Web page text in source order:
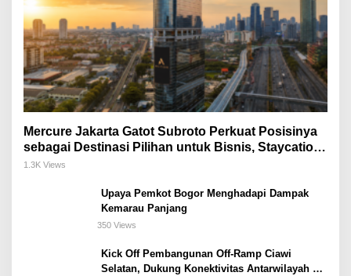
Mercure Jakarta Gatot Subroto Perkuat Posisinya
sebagai Destinasi Pilihan untuk Bisnis, Staycation,
Meeting, dan Kuliner di Jakarta Selatan
1.3K Views
Upaya Pemkot Bogor Menghadapi Dampak
Kemarau Panjang
350 Views
Kick Off Pembangunan Off-Ramp Ciawi
Selatan, Dukung Konektivitas Antarwilayah di